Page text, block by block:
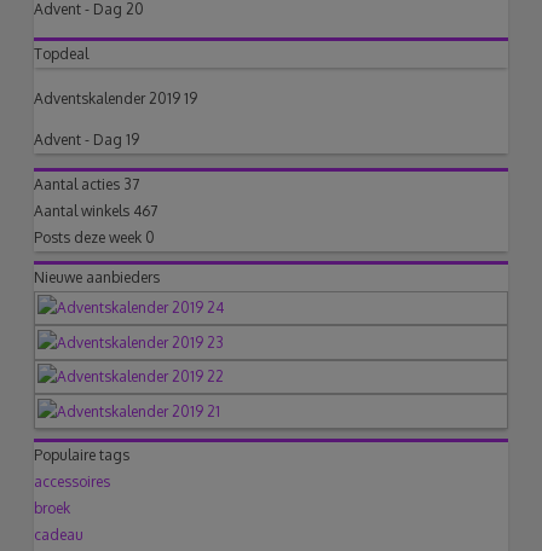
Advent - Dag 20
Topdeal
Adventskalender 2019 19
Advent - Dag 19
Aantal acties 37
Aantal winkels 467
Posts deze week 0
Nieuwe aanbieders
Populaire tags
accessoires
broek
cadeau